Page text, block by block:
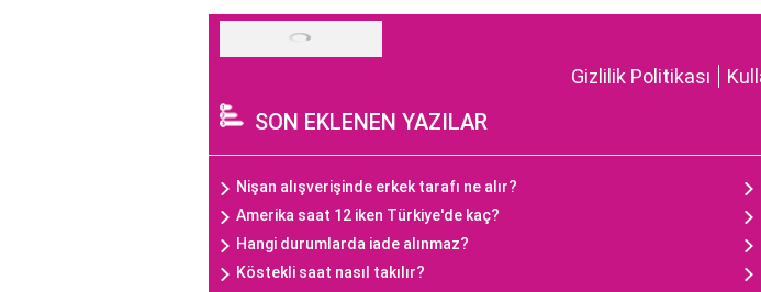
Gizlilik Politikası
SON EKLENEN YAZILAR
Nişan alışverişinde erkek tarafı ne alır?
Amerika saat 12 iken Türkiye'de kaç?
Hangi durumlarda iade alınmaz?
Köstekli saat nasıl takılır?